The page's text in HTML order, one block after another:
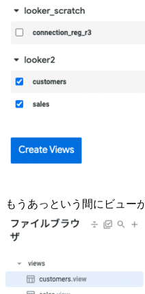
もうあっという間にビュー